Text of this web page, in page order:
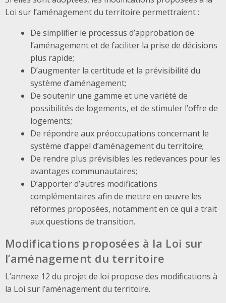
Loi sur l’aménagement du territoire permettraient :
De simplifier le processus d’approbation de
l’aménagement et de faciliter la prise de décisions
plus rapide;
D’augmenter la certitude et la prévisibilité du
système d’aménagement;
De soutenir une gamme et une variété de
possibilités de logements, et de stimuler l’offre de
logements;
De répondre aux préoccupations concernant le
système d’appel d’aménagement du territoire;
De rendre plus prévisibles les redevances pour les
avantages communautaires;
D’apporter d’autres modifications
complémentaires afin de mettre en œuvre les
réformes proposées, notamment en ce qui a trait
aux questions de transition.
Modifications proposées à la Loi sur
l’aménagement du territoire
L’annexe 12 du projet de loi propose des modifications à
la Loi sur l’aménagement du territoire.